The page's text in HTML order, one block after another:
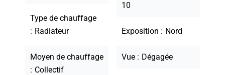
Type de chauffage
Radiateur
Moyen de chauffage
Collectif
10
Exposition Nord
Vue Dégagée